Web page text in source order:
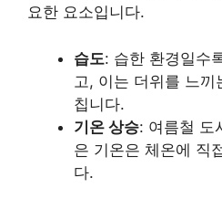
요한 요소입니다.
습도: 습한 환경일수
고, 이는 더위를 느끼
칩니다.
기온 상승: 여름철 도
은 기온은 체온에 직
다.